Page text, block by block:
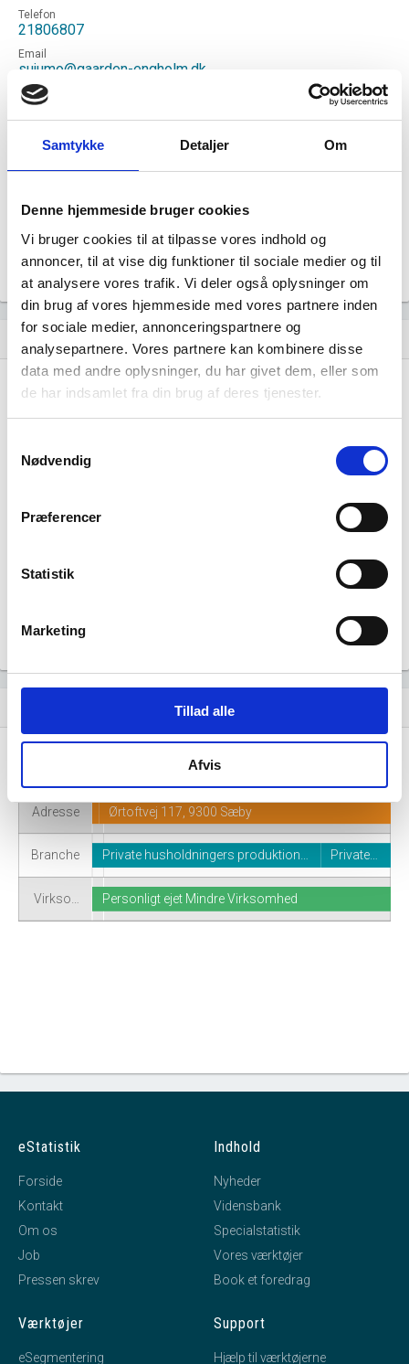
Samtykke Detaljer Om
Denne hjemmeside bruger cookies
Vi bruger cookies til at tilpasse vores indhold og
annoncer, til at vise dig funktioner til sociale medier og til
at analysere vores trafik. Vi deler også oplysninger om
din brug af vores hjemmeside med vores partnere inden
for sociale medier, annonceringspartnere og
analysepartnere. Vores partnere kan kombinere disse
data med andre oplysninger, du har givet dem, eller som
de har indsamlet fra din brug af deres tjenester.
Nødvendig
Præferencer
Statistik
Marketing
Tillad alle
Afvis
Telefon
21806807
Email
sujumo@gaarden-engholm.dk
Hjemmeside
http://www.gaarden-engholm.dk
Aktiv
Revisor
Formål
Tegningsregel
Uoplyst
Udvikling i antal ansatte
beskæftigelse endnu. Vi kan derfor ikke
Virksomhedshistorik
Adresse
Branche
Virkso…
Gården Engholm
Ørtoftvej 117, 9300 Sæby
Private husholdningers produktion… Private…
Personligt ejet Mindre Virksomhed
eStatistik
Forside
Kontakt
Om os
Job
Pressen skrev
Indhold
Nyheder
Vidensbank
Specialstatistik
Vores værktøjer
Book et foredrag
Værktøjer
eSegmentering
Support
Hjælp til værktøjerne